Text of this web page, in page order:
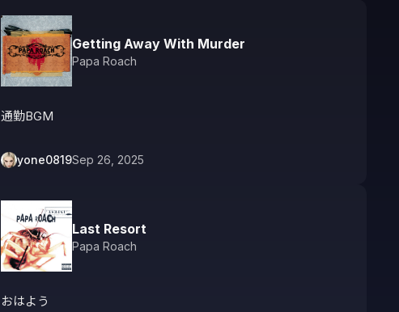
Getting Away With Murder
Papa Roach
通勤BGM
yone0819Sep 26, 2025
Last Resort
Papa Roach
おはよう